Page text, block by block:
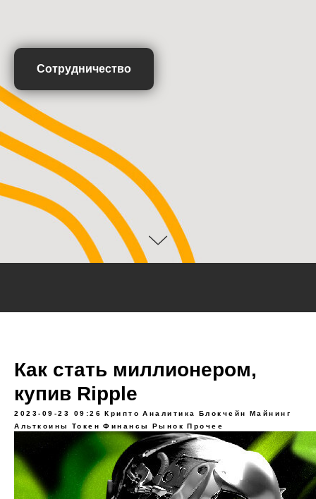
Сотрудничество
Как стать миллионером,
купив Ripple
2023-09-23 09:26 Крипто Аналитика Блокчейн
Майнинг
Альткоины
Токен Финансы Рынок Прочее